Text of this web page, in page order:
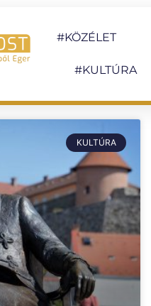
#KÖZÉLET
#KULTÚRA
KULTÚRA